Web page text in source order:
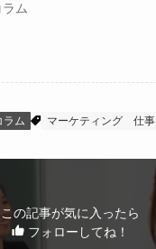
ム
ラム マーケティング 仕事
この記事が気に入ったら
フォローしてね！